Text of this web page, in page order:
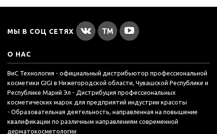
МЫ В СОЦ СЕТЯХ
О НАС
ВиС Технология - официальный дистрибьютор профессиональной
косметики GIGI в Нижегородской области, Чувашской Республике и
Республике Марий Эл - Дистрибуция профессиональных
косметических марок для предприятий индустрии красоты
- Образовательная деятельность, направленная на повышение
квалификации по различным направлениям современной
дерматокосметологии